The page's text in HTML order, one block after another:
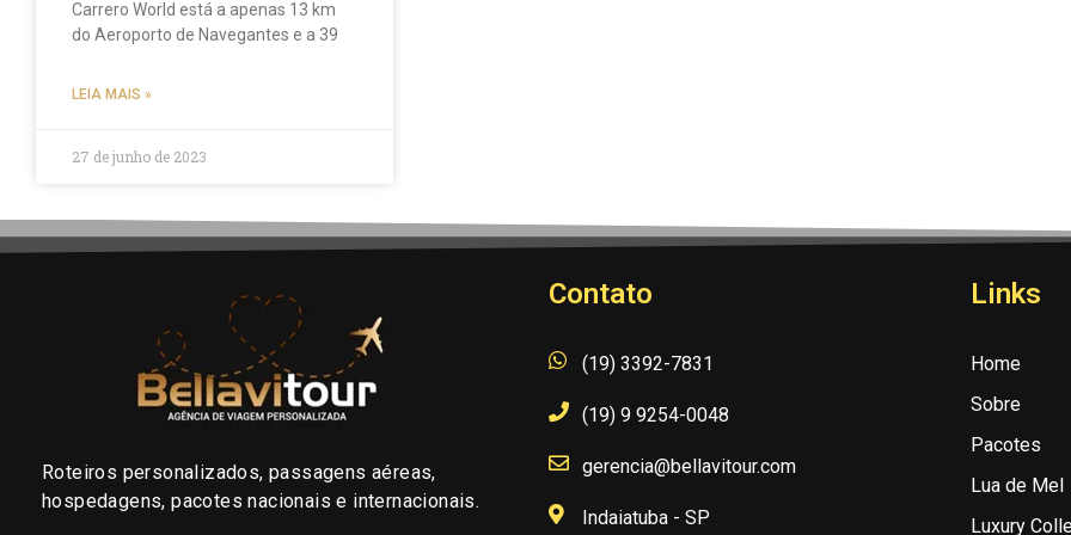
Carrero World está a apenas 13 km
do Aeroporto de Navegantes e a 39
LEIA MAIS »
27 de junho de 2023
Roteiros personalizados, passagens aéreas,
hospedagens, pacotes nacionais e internacionais.
Contato
(19) 3392-7831
(19) 9 9254-0048
gerencia@bellavitour.com
Indaiatuba - SP
Links
Home
Sobre
Pacotes
Lua de Mel
Luxury